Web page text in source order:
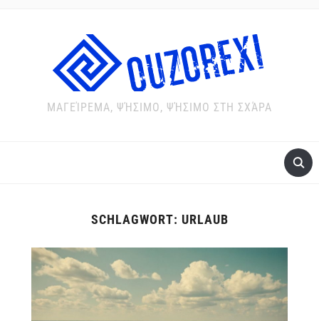
ΜΑΓΕΊΡΕΜΑ, ΨΉΣΙΜΟ, ΨΉΣΙΜΟ ΣΤΗ ΣΧΆΡΑ
SCHLAGWORT: URLAUB